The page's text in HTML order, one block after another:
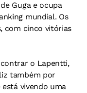
Guga e ocupa
mundial. Os
com cinco vitórias
o Lapentti,
também por
vivendo uma